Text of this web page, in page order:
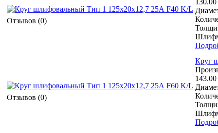
Отзывов (0)
Отзывов (0)
Круг